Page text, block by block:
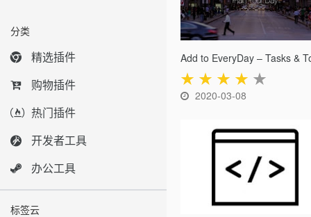
分类
精选插件
购物插件
热门插件
开发者工具
办公工具
标签云
★ ★ ★ ★ ★
2020-03-08